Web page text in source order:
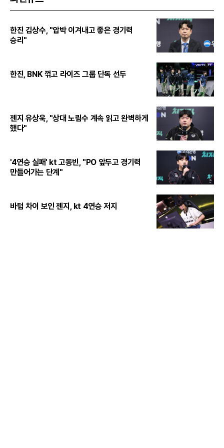
한진 김상수, "압박 이겨내고 좋은 경기력
승리"
한진, BNK 꺾고 라이즈 그룹 단독 선두
젠지 유상욱, "상대 노림수 계속 읽고 완벽하게
했다"
'4연승 실패' kt 고동빈, "PO 앞두고 경기력
만들어가는 단계"
바텀 차이 보인 젠지, kt 4연승 저지